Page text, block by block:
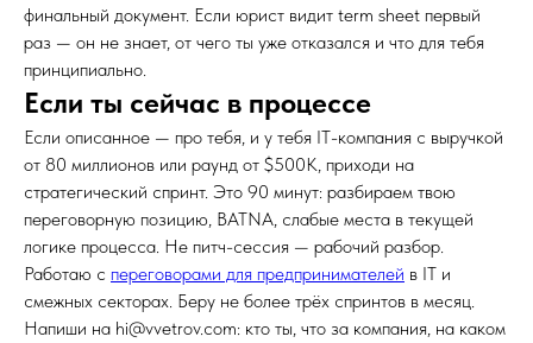
финальный документ. Если юрист видит term sheet первый
раз — он не знает, от чего ты уже отказался и что для тебя
принципиально.
Если ты сейчас в процессе
Если описанное — про тебя, и у тебя IT-компания с выручкой
от 80 миллионов или раунд от $500K, приходи на
стратегический спринт. Это 90 минут: разбираем твою
переговорную позицию, BATNA, слабые места в текущей
логике процесса. Не питч-сессия — рабочий разбор.
Работаю с переговорами для предпринимателей в IT и
смежных секторах. Беру не более трёх спринтов в месяц.
Напиши на hi@vvetrov.com: кто ты, что за компания, на каком